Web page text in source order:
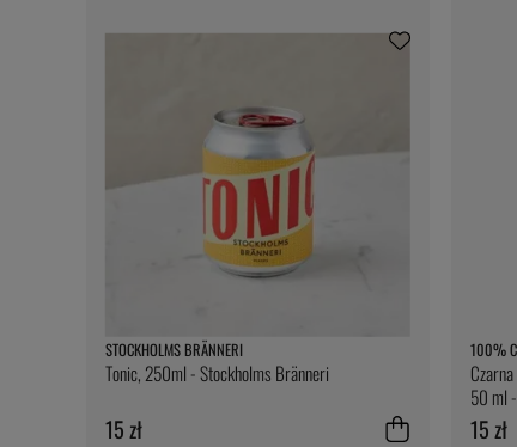
STOCKHOLMS BRÄNNERI
Tonic, 250ml - Stockholms Bränneri
15 zł
100%
50 ml
15 zł